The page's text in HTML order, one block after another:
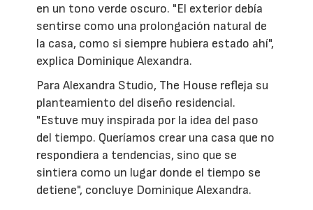
en un tono verde oscuro. "El exterior debía
sentirse como una prolongación natural de
la casa, como si siempre hubiera estado ahí",
explica Dominique Alexandra.
Para Alexandra Studio, The House refleja su
planteamiento del diseño residencial.
"Estuve muy inspirada por la idea del paso
del tiempo. Queríamos crear una casa que no
respondiera a tendencias, sino que se
sintiera como un lugar donde el tiempo se
detiene", concluye Dominique Alexandra.